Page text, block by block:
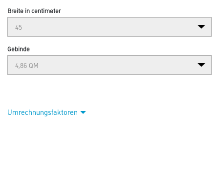
Breite in centimeter
Gebinde
Umrechnungsfaktoren